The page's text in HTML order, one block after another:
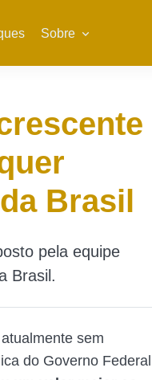
Sobre
Brasil
pela equipe
Brasil.
sem
do Governo Federal